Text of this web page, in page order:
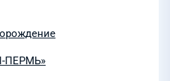
ПЕРМЬ»